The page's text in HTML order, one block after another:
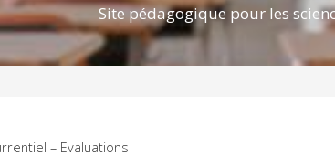
Site pédagogique pour les
– Evaluations